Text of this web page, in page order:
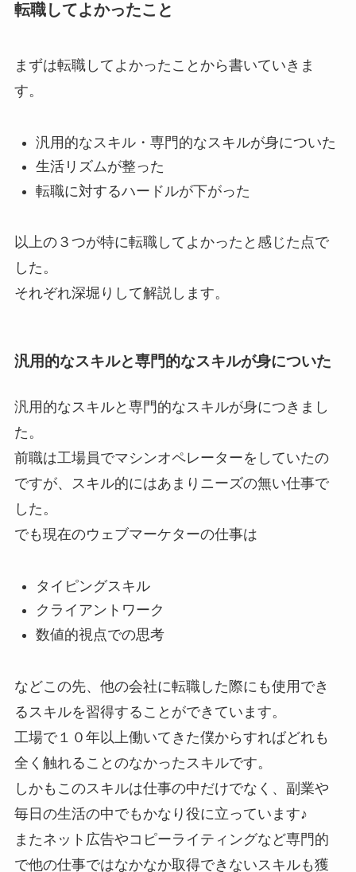
転職してよかったこと
まずは転職してよかったことから書いていきま
す。
汎用的なスキル・専門的なスキルが身についた
生活リズムが整った
転職に対するハードルが下がった
以上の３つが特に転職してよかったと感じた点で
した。
それぞれ深堀りして解説します。
汎用的なスキルと専門的なスキルが身についた
汎用的なスキルと専門的なスキルが身につきまし
た。
前職は工場員でマシンオペレーターをしていたの
ですが、スキル的にはあまりニーズの無い仕事で
した。
でも現在のウェブマーケターの仕事は
タイピングスキル
クライアントワーク
数値的視点での思考
などこの先、他の会社に転職した際にも使用でき
るスキルを習得することができています。
工場で１０年以上働いてきた僕からすればどれも
全く触れることのなかったスキルです。
しかもこのスキルは仕事の中だけでなく、副業や
毎日の生活の中でもかなり役に立っています♪
またネット広告やコピーライティングなど専門的
で他の仕事ではなかなか取得できないスキルも獲